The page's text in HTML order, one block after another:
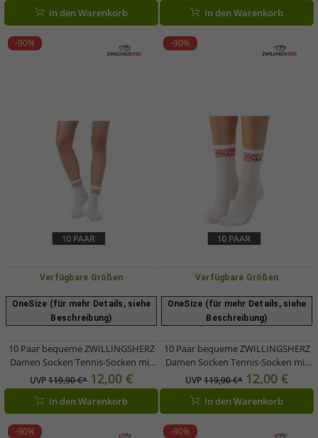
XATSMI08-9300 Bunt
In den Warenkorb
Grau/Braun
In den Warenkorb
-90%
Verfügbare Größen
OneSize (für mehr Details, siehe
Beschreibung)
10 Paar bequeme ZWILLINGSHERZ
Damen Socken Tennis-Socken mit
Leoparden-Muster Alltags-Strümpfe
Baumwoll-Socken 4603S K248144
Weiß/Pink
UVP119,90 €* 12,00 €
In den Warenkorb
-90%
Verfügbare Größen
OneSize (für mehr Details, siehe
Beschreibung)
10 Paar bequeme ZWILLINGSHERZ
Damen Socken Tennis-Socken mit
Leoparden-Muster Alltags-Strümpfe
Baumwoll-Socken 4603S K248144
Weiß/Rot
UVP119,90 €* 12,00 €
In den Warenkorb
-90% -90%